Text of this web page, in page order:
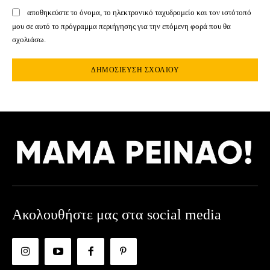
αποθηκεύστε το όνομα, το ηλεκτρονικό ταχυδρομείο και τον ιστότοπό
μου σε αυτό το πρόγραμμα περιήγησης για την επόμενη φορά που θα
σχολιάσω.
Ακολουθήστε μας στα social media